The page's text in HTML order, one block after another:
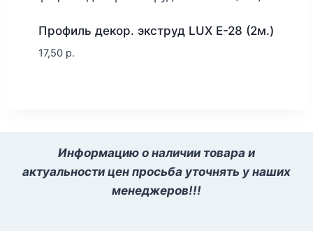
Профиль декор. экструд LUX E-28 (2м.)
17,50 р.
Информацию о наличии товара и
актуальности цен просьба уточнять у наших
менеджеров!!!